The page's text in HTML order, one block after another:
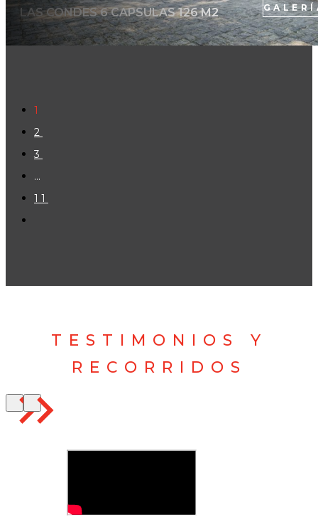
LAS CONDES 6 CAPSULAS 126 M2
1
2
3
…
11
TESTIMONIOS Y
RECORRIDOS